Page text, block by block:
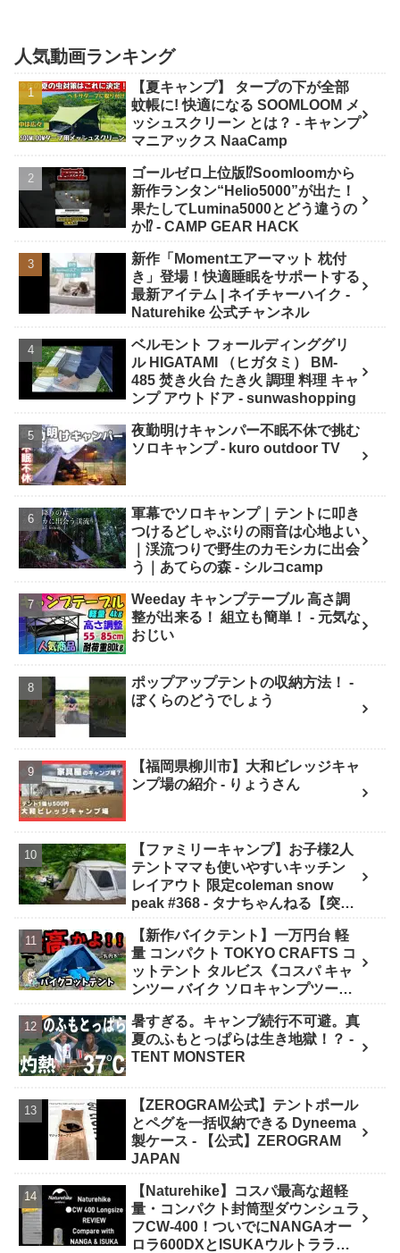
人気動画ランキング
【夏キャンプ】 タープの下が全部
蚊帳に! 快適になる SOOMLOOM メ
ッシュスクリーン とは？ - キャンプ
マニアックス NaaCamp
ゴールゼロ上位版⁉️Soomloomから
新作ランタン“Helio5000”が出た！
果たしてLumina5000とどう違うの
か⁉️ - CAMP GEAR HACK
新作「Momentエアーマット 枕付
き」登場！快適睡眠をサポートする
最新アイテム | ネイチャーハイク -
Naturehike 公式チャンネル
ベルモント フォールディンググリ
ル HIGATAMI （ヒガタミ） BM-
485 焚き火台 たき火 調理 料理 キャ
ンプ アウトドア - sunwashopping
夜勤明けキャンパー不眠不休で挑む
ソロキャンプ - kuro outdoor TV
軍幕でソロキャンプ｜テントに叩き
つけるどしゃぶりの雨音は心地よい
｜渓流つりで野生のカモシカに出会
う｜あてらの森 - シルコcamp
Weeday キャンプテーブル 高さ調
整が出来る！ 組立も簡単！ - 元気な
おじい
ポップアップテントの収納方法！ -
ぼくらのどうでしょう
【福岡県柳川市】大和ビレッジキャ
ンプ場の紹介 - りょうさん
【ファミリーキャンプ】お子様2人
テントママも使いやすいキッチン
レイアウト 限定coleman snow
peak #368 - タナちゃんねる【突撃
【新作バイクテント】一万円台 軽
量 コンパクト TOKYO CRAFTS コ
ットテント タルビス《コスパ キャ
ンツー バイク ソロキャンプツーリ
リー 選び方》 - ｺﾝﾊﾟｸﾄｷﾞｱ紹介★バ
イク野営部
暑すぎる。キャンプ続行不可避。真
夏のふもとっぱらは生き地獄！？ -
TENT MONSTER
【ZEROGRAM公式】テントポール
とペグを一括収納できる Dyneema
製ケース - 【公式】ZEROGRAM
JAPAN
【Naturehike】コスパ最高な超軽
量・コンパクト封筒型ダウンシュラ
フCW-400！ついでにNANGAオー
ロラ600DXとISUKAウルトラライ